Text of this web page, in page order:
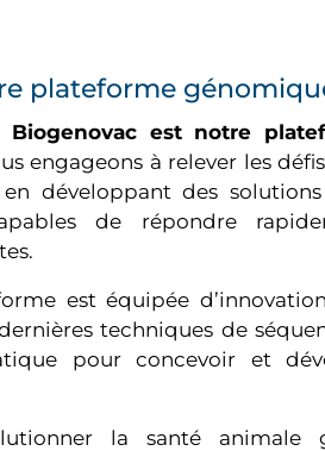
plateforme
Biogenovac est notre
engageons à relever les
développant des solutions
de répondre
est équipée
techniques de
pour concevoir et
la santé animale